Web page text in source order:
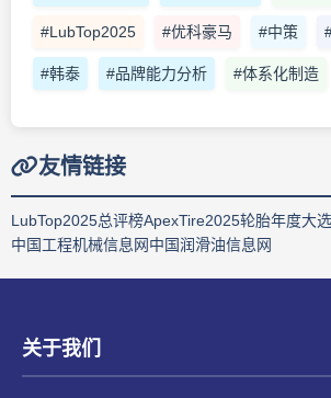
#LubTop2025 #优科豪马 #中策
#韩泰 #品牌能力分析 #体系化制造
友情链接
LubTop2025总评榜ApexTire2025轮胎年度大选
中国工程机械信息网中国润滑油信息网
关于我们